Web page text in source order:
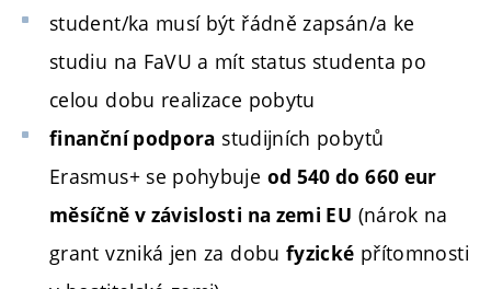
student/ka musí být řádně zapsán/a ke
studiu na FaVU a mít status studenta po
celou dobu realizace pobytu
finanční podpora studijních pobytů
Erasmus+ se pohybuje od 540 do 660 eur
měsíčně v závislosti na zemi EU (nárok na
grant vzniká jen za dobu fyzické přítomnosti